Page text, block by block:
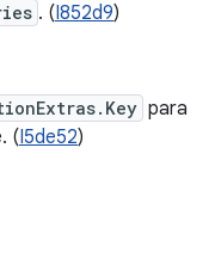
. (I852d9)
para
(I5de52)